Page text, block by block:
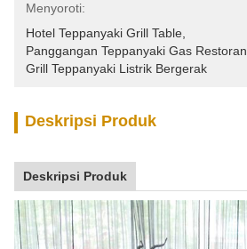
Menyoroti:
Hotel Teppanyaki Grill Table
Panggangan Teppanyaki Gas Restoran
Grill Teppanyaki Listrik Bergerak
Deskripsi Produk
Deskripsi Produk